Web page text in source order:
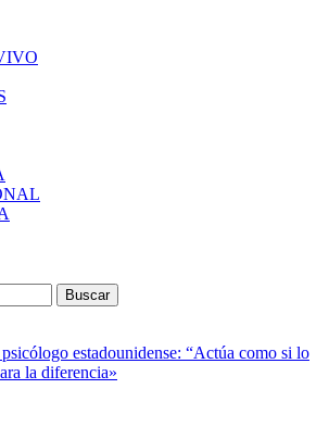
Buscar
estadounidense: “Actúa como si lo
la diferencia»